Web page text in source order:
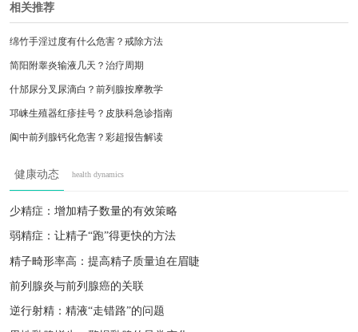
相关推荐
绵竹手淫过度有什么危害？戒除方法
简阳附睾炎输液几天？治疗周期
什邡尿分叉尿滴白？前列腺按摩教学
邛崃生殖器红疹挂号？皮肤科急诊指南
阆中前列腺钙化危害？彩超报告解读
德阳包皮手术医保报销？定点医院名单
广安阴囊潮湿瘙痒？皮肤科用药清单
成都阳痿治疗费用？三甲医院专家推荐
健康动态 health dynamics
少精症：增加精子数量的有效策略
弱精症：让精子“跑”得更快的方法
精子畸形率高：提高精子质量迫在眉睫
前列腺炎与前列腺癌的关联
逆行射精：精液“走错路”的问题